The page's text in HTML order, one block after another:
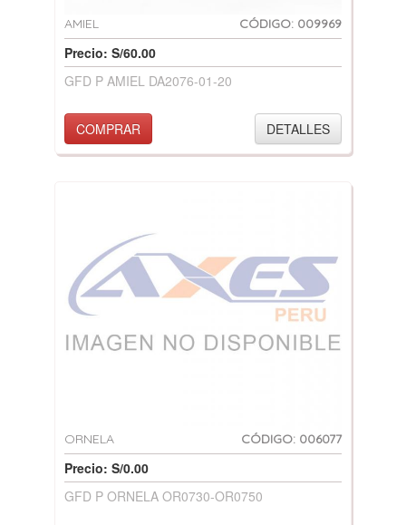
AMIEL CÓDIGO: 009969
Precio: S/60.00
GFD P AMIEL DA2076-01-20
COMPRAR DETALLES
ORNELA CÓDIGO: 006077
Precio: S/0.00
GFD P ORNELA OR0730-OR0750